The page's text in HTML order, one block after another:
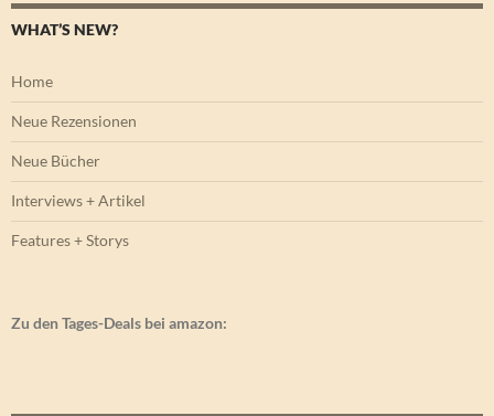
WHAT’S NEW?
Home
Neue Rezensionen
Neue Bücher
Interviews + Artikel
Features + Storys
Zu den Tages-Deals bei amazon: